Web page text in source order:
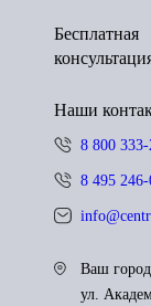
Бесплатная
Наши
8 800
8 495
Ваш
ул.